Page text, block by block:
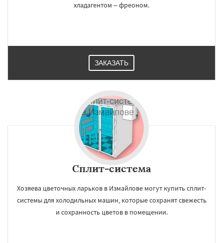
Работаем по
регионам
Красково Лесной
Лопатино Лотошино
Монино Нахабино Некрасовское
Октябрьский
Решетниково Родники Свердловск
Софрино Томилино Тучково
хладагентом – фреоном.
ЗАКАЗАТЬ
Сплит-система
Хозяева цветочных ларьков в Измайлове могут купить сплит-
системы для холодильных машин, которые сохранят свежесть
и сохранность цветов в помещении.
УЗНАТЬ ПОДРОБНЕЕ
Даю согласие на обработку персональных данных